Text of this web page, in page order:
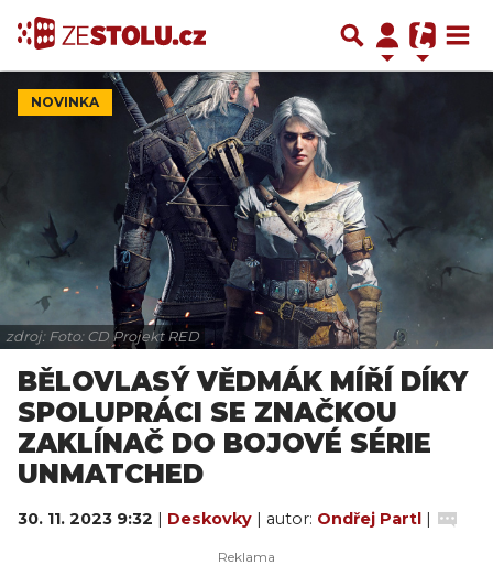
NOVINKA
zdroj: Foto: CD Projekt RED
BĚLOVLASÝ VĚDMÁK MÍŘÍ DÍKY
SPOLUPRÁCI SE ZNAČKOU
ZAKLÍNAČ DO BOJOVÉ SÉRIE
UNMATCHED
30. 11. 2023 9:32 | Deskovky | autor: Ondřej Partl |